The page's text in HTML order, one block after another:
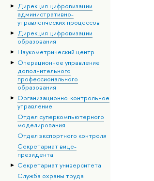
Дирекция цифровизации
административно-
управленческих процессов
Дирекция цифровизации
образования
Наукометрический центр
Операционное управление
дополнительного
профессионального
образования
Организационно-контрольное
управление
Отдел суперкомпьютерного
моделирования
Отдел экспортного контроля
Секретариат вице-
президента
Секретариат университета
Служба охраны труда